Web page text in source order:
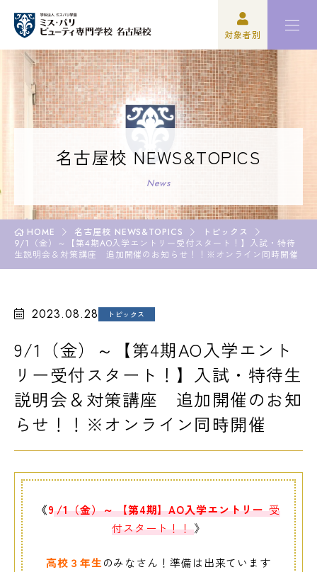
対象者別
高校3年生の方
再進学をご検討の方
保護者の方
企業の方
卒業生の方
ミスパリについて
学科紹介
オープンキャンパス・イベント
入学案内
学園生活
高校3年生の方
LINE友だち登録よくある質問アクセス
SNSをフォローして最新情報をCHECK !
名古屋校 NEWS&TOPICS
News
HOME 名古屋校 NEWS&TOPICS
トピックス
9/1（金）～【第4期AO入学エントリー受付スタート！】入試・特待
生説明会＆対策講座 追加開催のお知らせ！！※オンライン同時開催
2023.08.28 トピックス
9/1（金）～【第4期AO入学エント
リー受付スタート！】入試・特待生
説明会＆対策講座 追加開催のお知
らせ！！※オンライン同時開催
《9/1（金）～【第4期】AO入学エントリー 受
付スタート！！》
高校３年生のみなさん！準備は出来ています